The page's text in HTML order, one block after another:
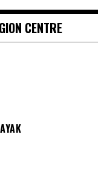
CENTRE